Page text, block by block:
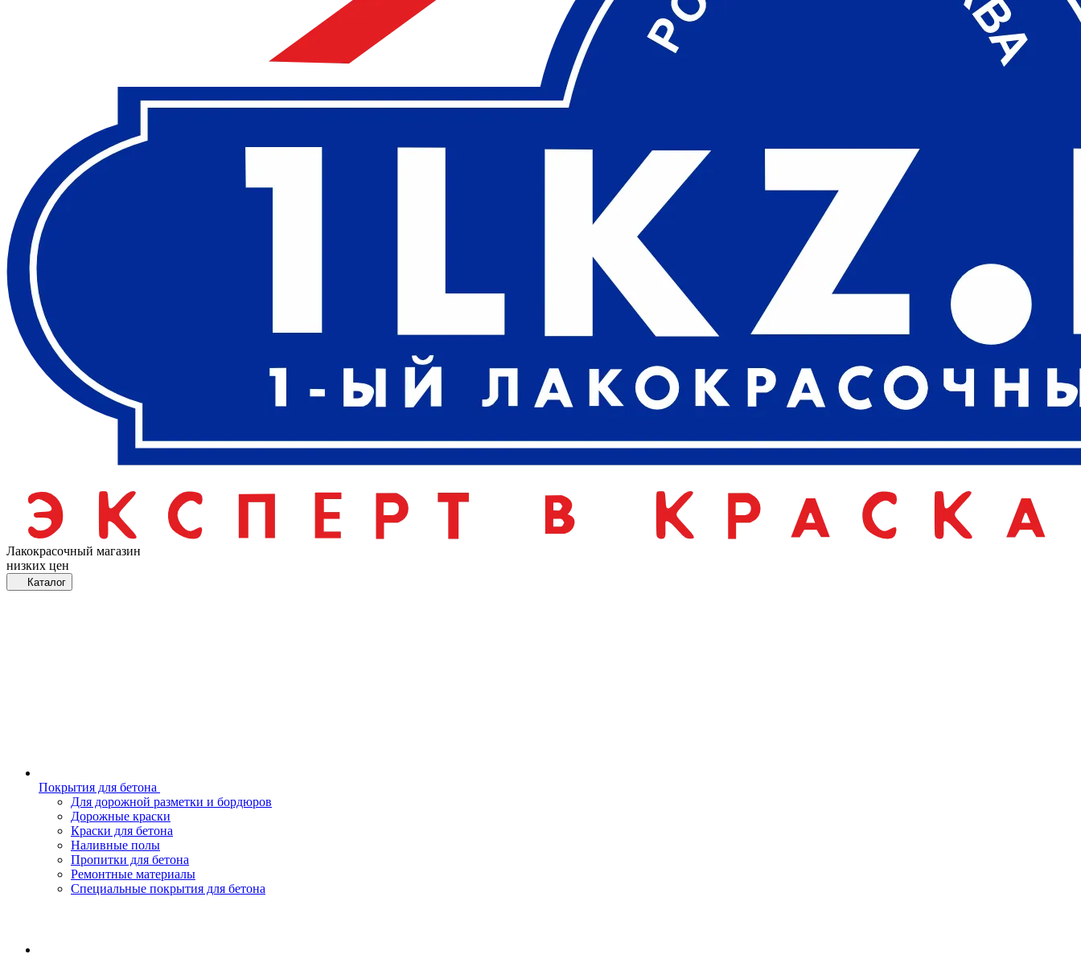
Лакокрасочный магазин
низких цен
Каталог
Покрытия для бетона
Для дорожной разметки и бордюров
Дорожные краски
Краски для бетона
Наливные полы
Пропитки для бетона
Ремонтные материалы
Специальные покрытия для бетона